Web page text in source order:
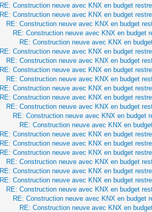
RE: Construction neuve avec KNX en budget
RE: Construction neuve avec KNX en budget
RE: Construction neuve avec KNX en budget
RE: Construction neuve avec KNX en budget
RE: Construction neuve avec KNX en
RE: Construction neuve avec KNX en budget
RE: Construction neuve avec KNX en budget
RE: Construction neuve avec KNX en budget
RE: Construction neuve avec KNX en budget
RE: Construction neuve avec KNX en budget
RE: Construction neuve avec KNX en budget
RE: Construction neuve avec KNX en budget
RE: Construction neuve avec KNX en budget
RE: Construction neuve avec KNX en
RE: Construction neuve avec KNX en budget
RE: Construction neuve avec KNX en budget
RE: Construction neuve avec KNX en budget
RE: Construction neuve avec KNX en budget
RE: Construction neuve avec KNX en budget
RE: Construction neuve avec KNX en budget
RE: Construction neuve avec KNX en budget
RE: Construction neuve avec KNX en budget
RE: Construction neuve avec KNX en